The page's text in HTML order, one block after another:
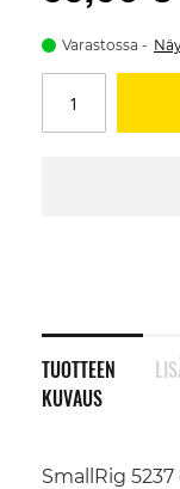
Varastossa
TUOTTEEN
KUVAUS
SmallRig